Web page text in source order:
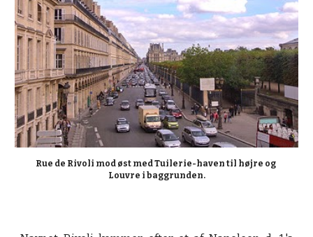
Rue de Rivoli mod øst med Tuilerie-haven til højre og
Louvre i baggrunden.